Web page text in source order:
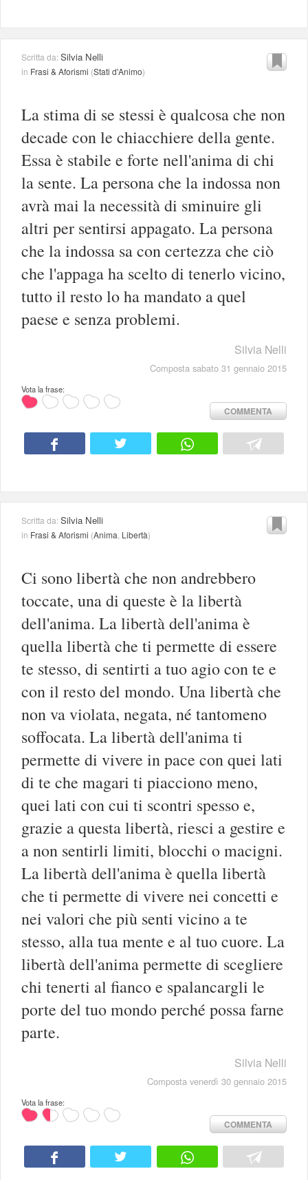
Scritta da:Silvia Nelli
in Frasi & Aforismi (Stati d'Animo)
La stima di se stessi è qualcosa che non
decade con le chiacchiere della gente.
Essa è stabile e forte nell'anima di chi
la sente. La persona che la indossa non
avrà mai la necessità di sminuire gli
altri per sentirsi appagato. La persona
che la indossa sa con certezza che ciò
che l'appaga ha scelto di tenerlo vicino,
tutto il resto lo ha mandato a quel
paese e senza problemi.
Silvia Nelli
Composta sabato 31 gennaio 2015
Vota la frase:
COMMENTA
Scritta da:Silvia Nelli
in Frasi & Aforismi (Anima Libertà)
Ci sono libertà che non andrebbero
toccate, una di queste è la libertà
dell'anima. La libertà dell'anima è
quella libertà che ti permette di essere
te stesso, di sentirti a tuo agio con te e
con il resto del mondo. Una libertà che
non va violata, negata, né tantomeno
soffocata. La libertà dell'anima ti
permette di vivere in pace con quei lati
di te che magari ti piacciono meno,
quei lati con cui ti scontri spesso e,
grazie a questa libertà, riesci a gestire e
a non sentirli limiti, blocchi o macigni.
La libertà dell'anima è quella libertà
che ti permette di vivere nei concetti e
nei valori che più senti vicino a te
stesso, alla tua mente e al tuo cuore. La
libertà dell'anima permette di scegliere
chi tenerti al fianco e spalancargli le
porte del tuo mondo perché possa farne
parte.
Silvia Nelli
Composta venerdì 30 gennaio 2015
Vota la frase:
COMMENTA